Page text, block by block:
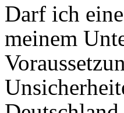
Darf ich
meinem